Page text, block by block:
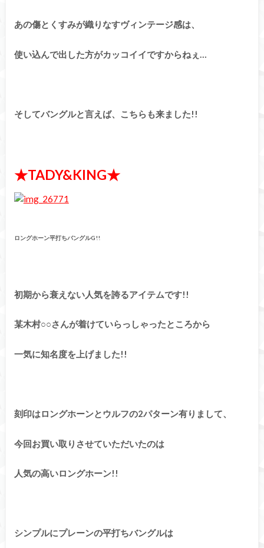
あの傷とくすみが織りなすヴィンテージ感は、
使い込んで出した方がカッコイイですからねぇ…
そしてバングルと言えば、こちらも来ました!!
★TADY&KING★
ロングホーン平打ちバングルG!!
初期から衰えない人気を誇るアイテムです!!
某木村○○さんが着けていらっしゃったところから
一気に知名度を上げました!!
刻印はロングホーンとウルフの2パターン有りまして、
今回お買い取りさせていただいたのは
人気の高いロングホーン!!
シンプルにプレーンの平打ちバングルは